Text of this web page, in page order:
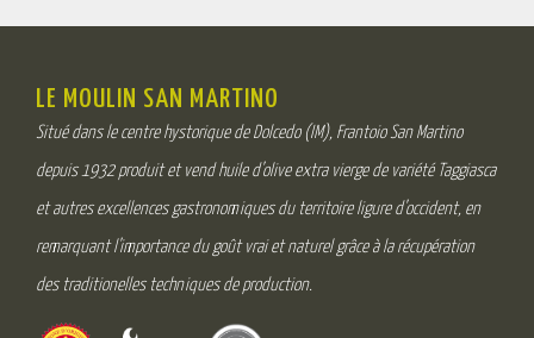
LE MOULIN SAN MARTINO
Situé dans le centre hystorique de Dolcedo (IM), Frantoio San Martino
depuis 1932 produit et vend huile d’olive extra vierge de variété Taggiasca
et autres excellences gastronomiques du territoire ligure d’occident, en
remarquant l’importance du goût vrai et naturel grâce à la récupération
des traditionelles techniques de production.